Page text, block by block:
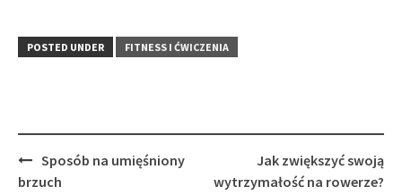
POSTED UNDER FITNESS I ĆWICZENIA
Post
navigation
Sposób na umięśniony
brzuch
Jak zwiększyć swoją
wytrzymałość na rowerze?